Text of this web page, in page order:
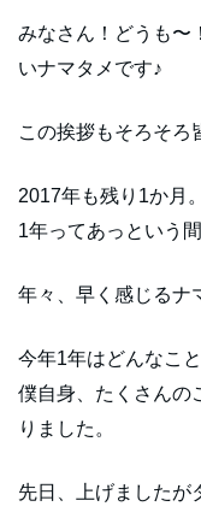
みなさん！どうも〜
いナマタメです♪
この挨拶もそろそ
2017年も残り1か月。
1年ってあっという
年々、早く感じるナ
今年1年はどんなこ
僕自身、たくさんの
りました。
先日、上げました